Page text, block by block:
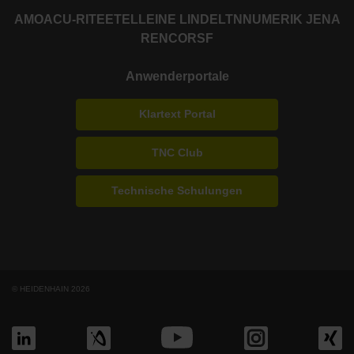
AMOACU-RITE ETEL LEINE LINDE LTN NUMERIK JENA
RENCORSF
Anwenderportale
Klartext Portal
TNC Club
Technische Schulungen
© HEIDENHAIN 2026